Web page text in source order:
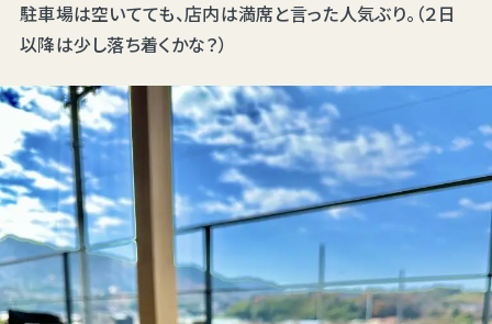
駐車場は空いてても、店内は満席と言った人気ぶり。（２日
以降は少し落ち着くかな？）